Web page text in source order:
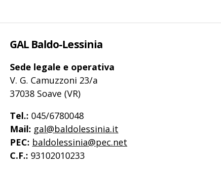
GAL Baldo-Lessinia
Sede legale e operativa
V. G. Camuzzoni 23/a
37038 Soave (VR)
Tel.: 045/6780048
Mail: gal@baldolessinia.it
PEC: baldolessinia@pec.net
C.F.: 93102010233